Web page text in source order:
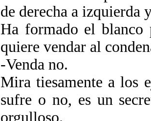
de derecha a izquierda
Ha formado el
quiere vendar al
-Venda no.
Mira tiesamente a los
sufre o no, es un
orgulloso.